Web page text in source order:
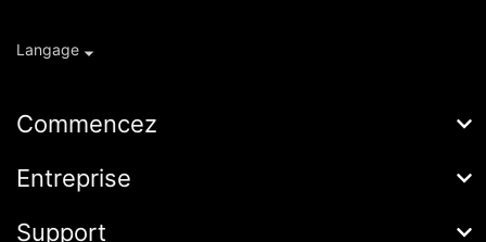
Langage
Commencez
AceMovi
Entreprise
À propos de
Support